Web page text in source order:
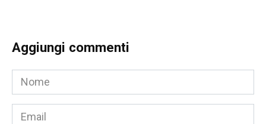
Aggiungi commenti
Nome
Email